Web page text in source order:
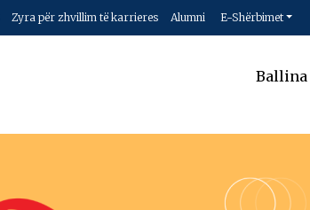
Zyra për zhvillim të karrieres Alumni E-Shërbimet
Ballina